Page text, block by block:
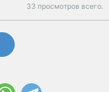
33 просмотров всего.